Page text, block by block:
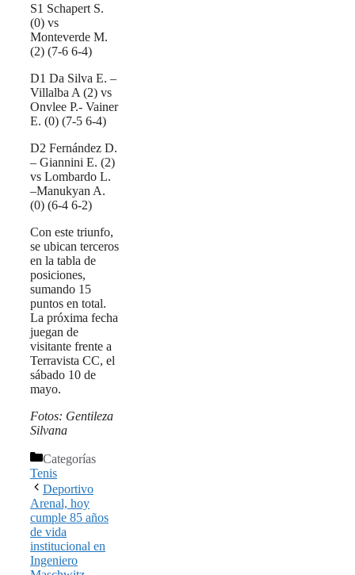
S1 Schapert S.
(0) vs
Monteverde M.
(2) (7-6 6-4)
D1 Da Silva E. –
Villalba A (2) vs
Onvlee P.- Vainer
E. (0) (7-5 6-4)
D2 Fernández D.
– Giannini E. (2)
vs Lombardo L.
–Manukyan A.
(0) (6-4 6-2)
Con este triunfo,
se ubican terceros
en la tabla de
posiciones,
sumando 15
puntos en total.
La próxima fecha
juegan de
visitante frente a
Terravista CC, el
sábado 10 de
mayo.
Fotos: Gentileza
Silvana
Categorías
Tenis
Deportivo
Arenal, hoy
cumple 85 años
de vida
institucional en
Ingeniero